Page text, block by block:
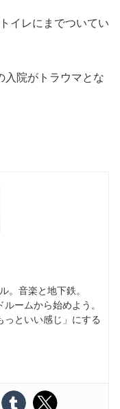
イレにまでついてい
入院がトラウマとな
。音楽と地下鉄。
ームから始めよう。
っといい感じ」にする